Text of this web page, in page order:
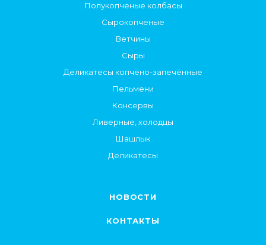
Полукопченые колбасы
Сырокопченые
Ветчины
Сыры
Деликатесы копчёно-запечённые
Пельмени
Консервы
Ливерные, холодцы
Шашлык
Деликатесы
НОВОСТИ
КОНТАКТЫ